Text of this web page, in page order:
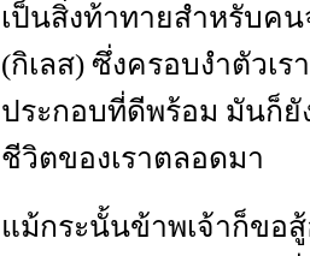
เป็นสิ่งท้าทายสำหรับค
(กิเลส) ซึ่งครอบงำตัวเ
ประกอบที่ดีพร้อม มันก็
ชีวิตของเราตลอดมา
แม้กระนั้นข้าพเจ้าก็ขอ